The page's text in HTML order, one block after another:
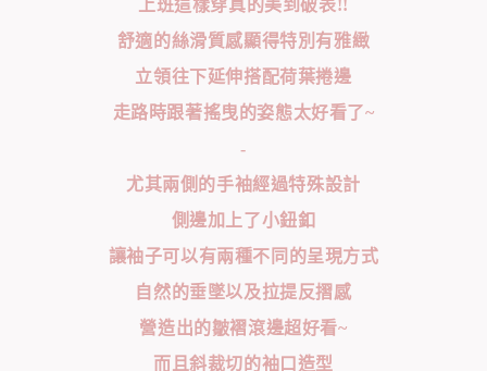
上班這樣穿真的美到破表!!
舒適的絲滑質感顯得特別有雅緻
立領往下延伸搭配荷葉捲邊
走路時跟著搖曳的姿態太好看了~
-
尤其兩側的手袖經過特殊設計
側邊加上了小鈕釦
讓袖子可以有兩種不同的呈現方式
自然的垂墜以及拉提反摺感
營造出的皺褶滾邊超好看~
而且斜裁切的袖口造型